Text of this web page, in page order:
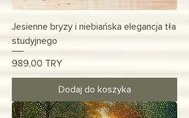
Jesienne bryzy i niebiańska elegancja tła
studyjnego
Cena
989,00 TRY
Dodaj do koszyka